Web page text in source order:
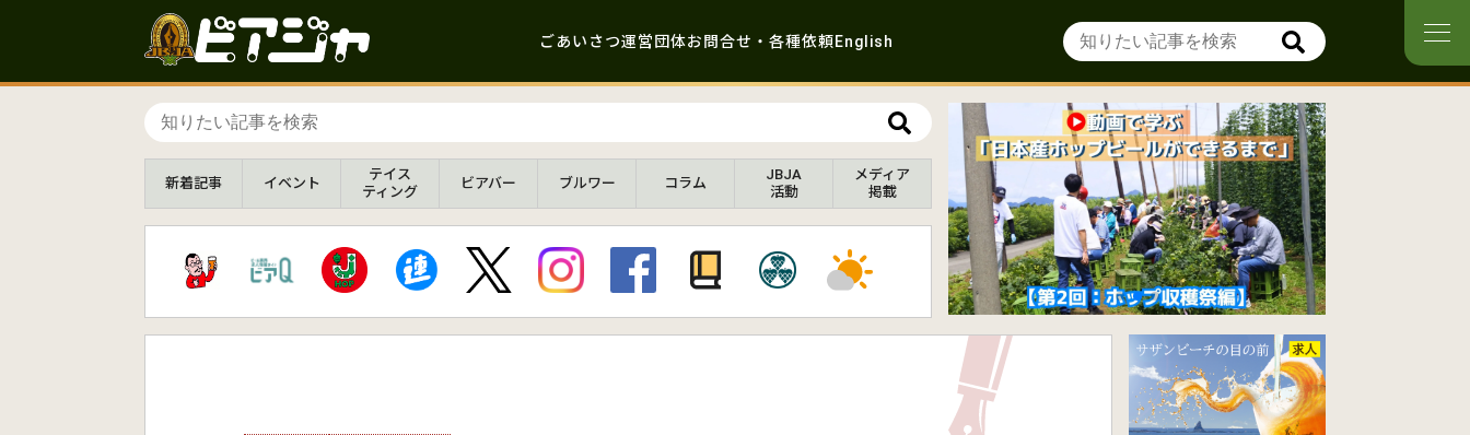
ごあいさつ運営団体お問合せ・各種依頼English
新着記事 イベント
テイス
ティング
ビアバー ブルワー コラム
JBJA
活動
メディア
掲載